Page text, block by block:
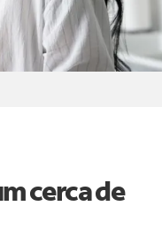
cerca de